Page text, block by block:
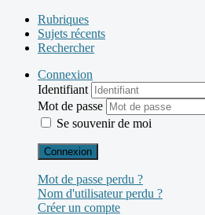
Rubriques
Sujets récents
Rechercher
Connexion
Identifiant
Mot de passe
Se souvenir de moi
Connexion
Mot de passe perdu ?
Nom d'utilisateur perdu ?
Créer un compte